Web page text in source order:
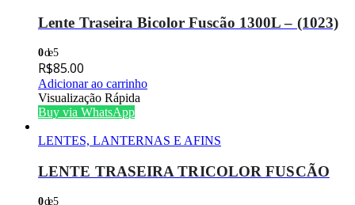
Lente Traseira Bicolor Fuscão 1300L – (1023)
0de 5
R$85.00
Adicionar ao carrinho
Visualização Rápida
Buy via WhatsApp
LENTES, LANTERNAS E AFINS
LENTE TRASEIRA TRICOLOR FUSCÃO
0de 5